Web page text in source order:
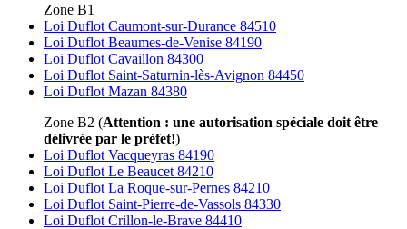
Zone B1
Loi Duflot Caumont-sur-Durance 84510
Loi Duflot Beaumes-de-Venise 84190
Loi Duflot Cavaillon 84300
Loi Duflot Saint-Saturnin-lès-Avignon 84450
Loi Duflot Mazan 84380
Zone B2 (Attention : une autorisation spéciale doit être
délivrée par le préfet!)
Loi Duflot Vacqueyras 84190
Loi Duflot Le Beaucet 84210
Loi Duflot La Roque-sur-Pernes 84210
Loi Duflot Saint-Pierre-de-Vassols 84330
Loi Duflot Crillon-le-Brave 84410